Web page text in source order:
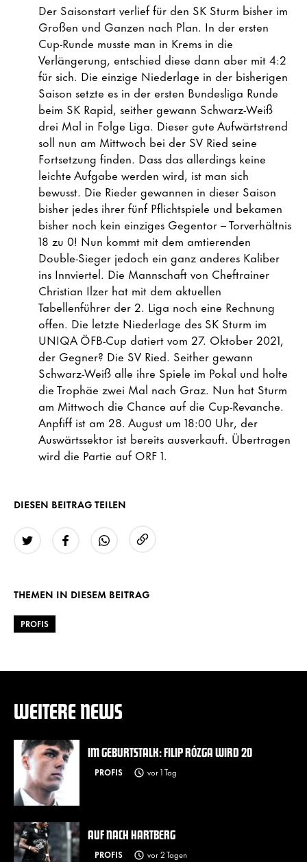
Der Saisonstart verlief für den SK Sturm bisher im
Großen und Ganzen nach Plan. In der ersten
Cup-Runde musste man in Krems in die
Verlängerung, entschied diese dann aber mit 4:2
für sich. Die einzige Niederlage in der bisherigen
Saison setzte es in der ersten Bundesliga Runde
beim SK Rapid, seither gewann Schwarz-Weiß
drei Mal in Folge Liga. Dieser gute Aufwärtstrend
soll nun am Mittwoch bei der SV Ried seine
Fortsetzung finden. Dass das allerdings keine
leichte Aufgabe werden wird, ist man sich
bewusst. Die Rieder gewannen in dieser Saison
bisher jedes ihrer fünf Pflichtspiele und bekamen
bisher noch kein einziges Gegentor – Torverhältnis
18 zu 0! Nun kommt mit dem amtierenden
Double-Sieger jedoch ein ganz anderes Kaliber
ins Innviertel. Die Mannschaft von Cheftrainer
Christian Ilzer hat mit dem aktuellen
Tabellenführer der 2. Liga noch eine Rechnung
offen. Die letzte Niederlage des SK Sturm im
UNIQA ÖFB-Cup datiert vom 27. Oktober 2021,
der Gegner? Die SV Ried. Seither gewann
Schwarz-Weiß alle ihre Spiele im Pokal und holte
die Trophäe zwei Mal nach Graz. Nun hat Sturm
am Mittwoch die Chance auf die Cup-Revanche.
Anpfiff ist am 28. August um 18:00 Uhr, der
Auswärtssektor ist bereits ausverkauft. Übertragen
wird die Partie auf ORF 1.
DIESEN BEITRAG TEILEN
THEMEN IN DIESEM BEITRAG
PROFIS
WEITERE NEWS
IM GEBURTSTALK: FILIP RÓZGA WIRD 20
PROFIS vor 1 Tag
AUF NACH HARTBERG
PROFIS vor 2 Tagen